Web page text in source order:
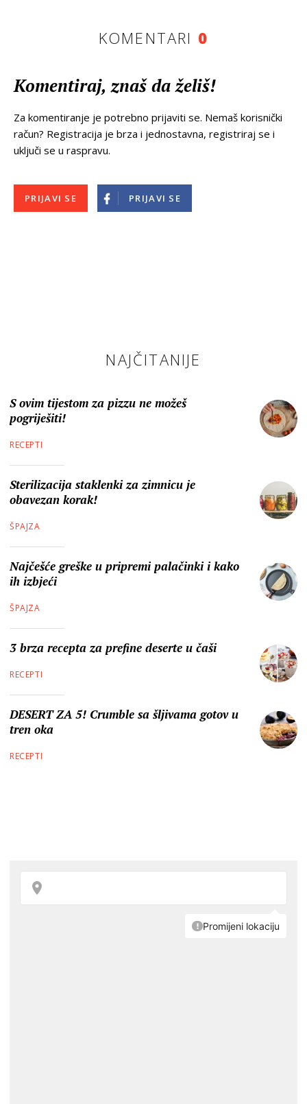
KOMENTARI 0
Komentiraj, znaš da želiš!
Za komentiranje je potrebno prijaviti se. Nemaš korisnički
račun? Registracija je brza i jednostavna, registriraj se i
uključi se u raspravu.
PRIJAVI SE PRIJAVI SE
NAJČITANIJE
S ovim tijestom za pizzu ne možeš
pogriješiti!
RECEPTI
Sterilizacija staklenki za zimnicu je
obavezan korak!
ŠPAJZA
Najčešće greške u pripremi palačinki i kako
ih izbjeći
ŠPAJZA
3 brza recepta za prefine deserte u čaši
RECEPTI
DESERT ZA 5! Crumble sa šljivama gotov u
tren oka
RECEPTI